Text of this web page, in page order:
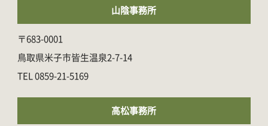
山陰事務所
〒683-0001
鳥取県米子市皆生温泉2-7-14
0859-21-5169
高松事務所